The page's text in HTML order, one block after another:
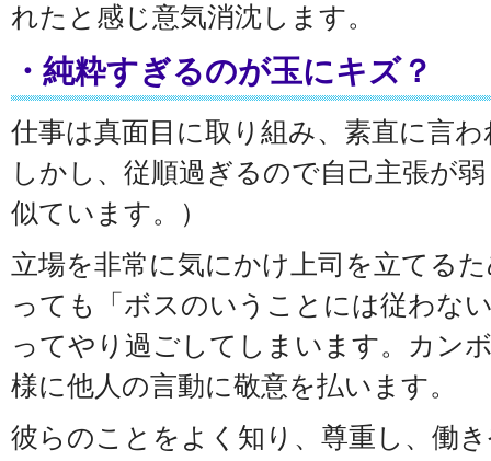
れたと感じ意気消沈します。
・純粋すぎるのが玉にキズ？
仕事は真面目に取り組み、素直に言
しかし、従順過ぎるので自己主張が
似ています。）
立場を非常に気にかけ上司を立てる
っても「ボスのいうことには従わな
ってやり過ごしてしまいます。カン
様に他人の言動に敬意を払います。
彼らのことをよく知り、尊重し、働